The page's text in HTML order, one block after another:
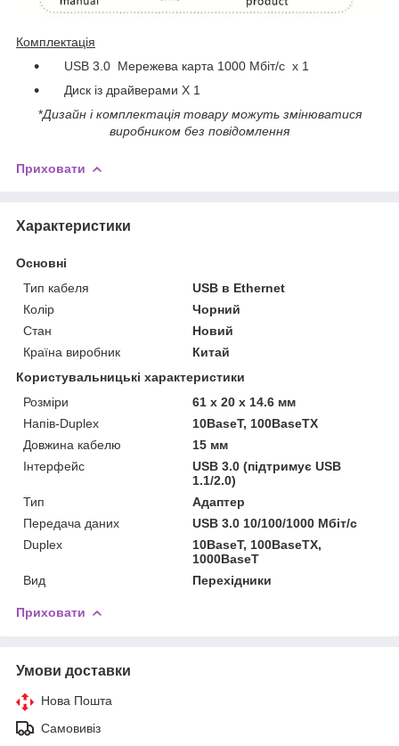
Комплектація
USB 3.0 Мережева карта 1000 Мбіт/с х 1
Диск із драйверами X 1
*Дизайн і комплектація товару можуть змінюватися
виробником без повідомлення
Приховати
Характеристики
Основні
Тип кабеля
USB в Ethernet
Колір
Чорний
Стан
Новий
Країна виробник
Китай
Користувальницькі характеристики
Розміри
61 х 20 х 14.6 мм
Напів-Duplex
10BaseT, 100BaseTX
Довжина кабелю
15 мм
Інтерфейс
USB 3.0 (підтримує USB
1.1/2.0)
Тип
Адаптер
Передача даних
USB 3.0 10/100/1000 Мбіт/c
Duplex
10BaseT, 100BaseTX,
1000BaseT
Вид
Перехідники
Приховати
Умови доставки
Нова Пошта
Самовивіз